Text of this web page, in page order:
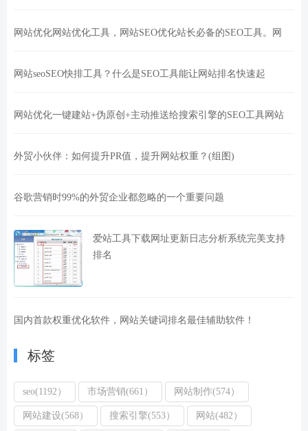
网站优化网站优化工具，网站SEO优化站长必备的SEO工具。网
网站seoSEO快排工具？什么是SEO工具能让网站排名快速起
网站优化一键建站+伪原创+主动推送给搜索引擎的SEO工具网站
外贸小伙伴：如何提升PR值，提升网站权重？(组图)
谷歌营销时99%的外贸企业都忽略的一个重要问题
爱站工具下载网址更新日志分析系统完美支持
排名
国内首款权重优化软件，网站关键词排名最佳辅助软件！
标签
seo(1192） 市场营销(661） 网站制作(574）
网站建设(568） 搜索引擎(553） 网站(482）